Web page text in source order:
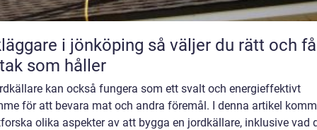
i jönköping så väljer du rätt och får
som håller
kan också fungera som ett svalt och energieffektivt
för att bevara mat och andra föremål. I denna artikel
olika aspekter av att bygga en jordkällare, inklusive vad